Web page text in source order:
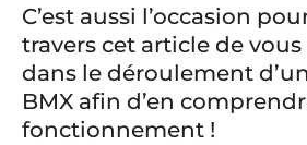
C’est aussi l’occasion
travers cet article de
dans le déroulement
BMX afin d’en
fonctionnement !